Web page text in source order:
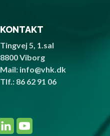
KONTAKT
Tingvej 5, 1.sal
8800 Viborg
Mail: info@vhk.dk
Tlf.: 86 62 91 06